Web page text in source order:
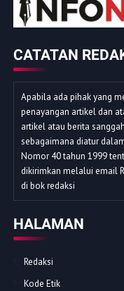
CATATAN
Apabila ada pihak yang
penayangan artikel dan
artikel atau berita
sebagaimana diatur
Nomor 40 tahun 1999
dikirimkan melalui email
di bok redaksi
HALAMAN
Redaksi
Kode Etik